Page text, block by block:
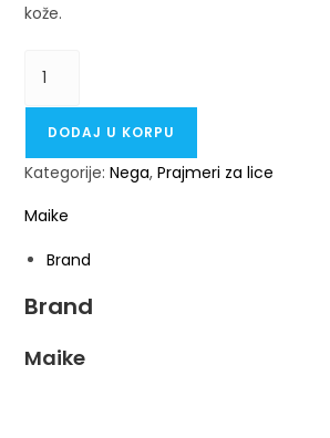
kože.
DODAJ U KORPU
Kategorije:Nega,Prajmeri za lice
Maike
Brand
Brand
Maike